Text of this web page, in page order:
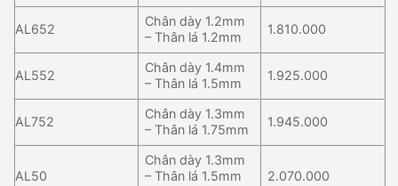
AL652
Chân dày 1.2mm
– Thân lá 1.2mm
1.810.000
AL552
Chân dày 1.4mm
– Thân lá 1.5mm
1.925.000
AL752
Chân dày 1.3mm
– Thân lá 1.75mm
1.945.000
AL50
Chân dày 1.3mm
– Thân lá 1.5mm
2.070.000